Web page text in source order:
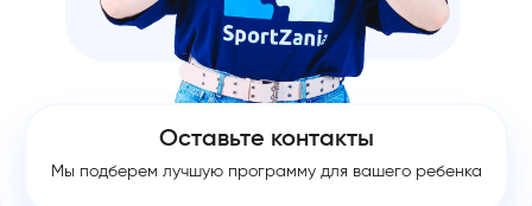
Оставьте контакты
Мы подберем лучшую программу для вашего ребенка